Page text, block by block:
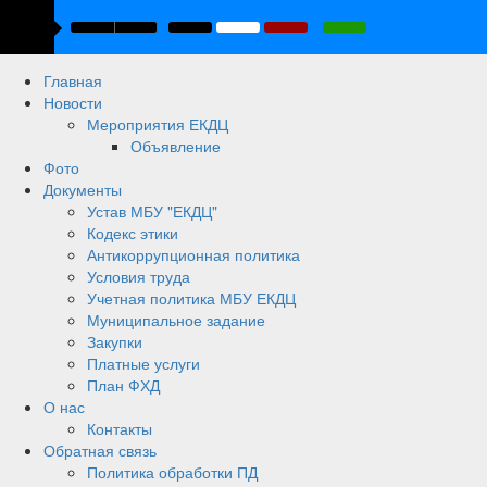
Главная
Новости
Мероприятия ЕКДЦ
Объявление
Фото
Документы
Устав МБУ "ЕКДЦ"
Кодекс этики
Антикоррупционная политика
Условия труда
Учетная политика МБУ ЕКДЦ
Муниципальное задание
Закупки
Платные услуги
План ФХД
О нас
Контакты
Обратная связь
Политика обработки ПД